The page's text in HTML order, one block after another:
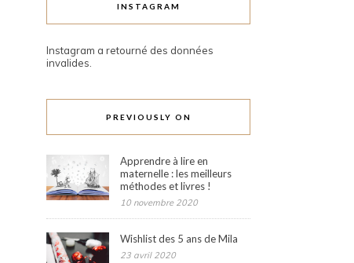
INSTAGRAM
Instagram a retourné des données
invalides.
PREVIOUSLY ON
Apprendre à lire en
maternelle : les meilleurs
méthodes et livres !
10 novembre 2020
Wishlist des 5 ans de Mila
23 avril 2020